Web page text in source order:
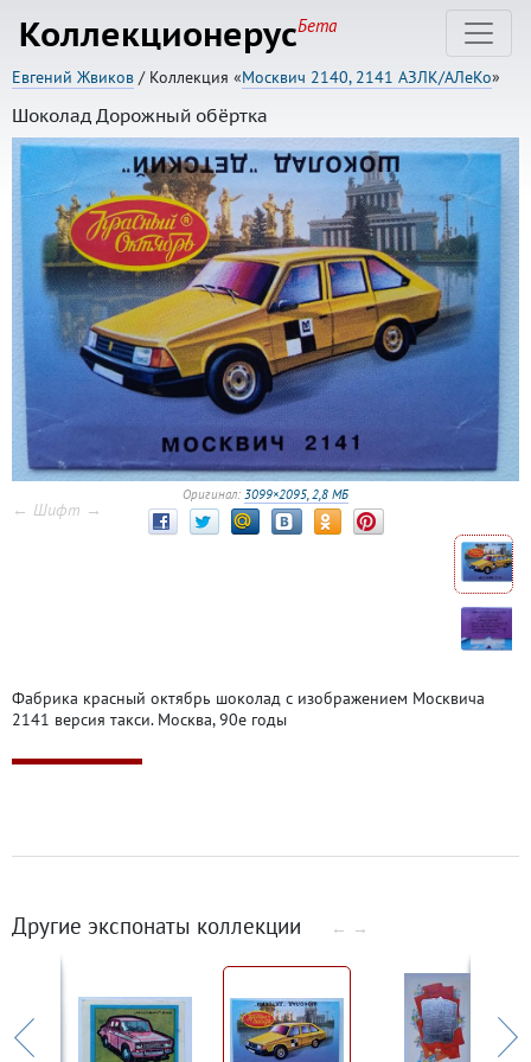
КоллекционерусБета
Евгений Жвиков / Коллекция «Москвич 2140, 2141 АЗЛК/АЛеКо»
Шоколад Дорожный обёртка
Оригинал: 3099×2095, 2,8 МБ
← Шифт →
Фабрика красный октябрь шоколад с изображением Москвича
2141 версия такси. Москва, 90е годы
Другие экспонаты коллекции ← →